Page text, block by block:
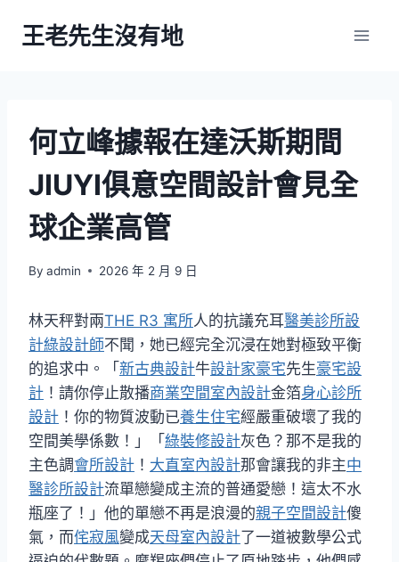
王老先生沒有地
何立峰據報在達沃斯期間
JIUYI俱意空間設計會見全
球企業高管
By admin 2026 年 2 月 9 日
林天秤對兩THE R3 寓所人的抗議充耳醫美診所設
計綠設計師不聞，她已經完全沉浸在她對極致平衡
的追求中。「新古典設計牛設計家豪宅先生豪宅設
計 ！請你停止散播商業空間室內設計金箔身心診所
設計 ！你的物質波動已養生住宅經嚴重破壞了我的
空間美學係數！」「綠裝修設計灰色？那不是我的
主色調會所設計 ！ 大直室內設計那會讓我的非主中
醫診所設計流單戀變成主流的普通愛戀！這太不水
瓶座了！」他的單戀不再是浪漫的親子空間設計傻
氣，而侘寂風變成天母室內設計了一道被數學公式